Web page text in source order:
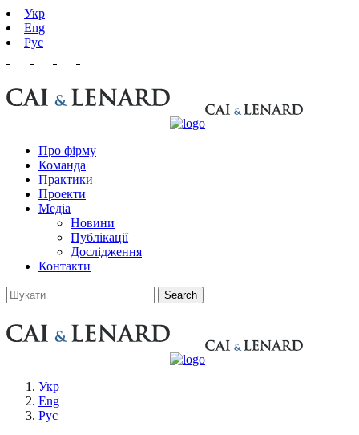
Укр
Eng
Рус
Про фірму
Команда
Практики
Проекти
Медіа
Новини
Публікації
Дослідження
Контакти
Укр
Eng
Рус